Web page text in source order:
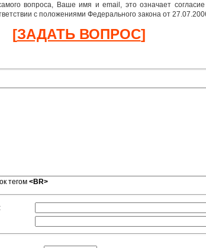
вопроса, Ваше имя и email, это означает
с положениями Федерального закона от
[ЗАДАТЬ ВОПРОС]
тегом <BR>